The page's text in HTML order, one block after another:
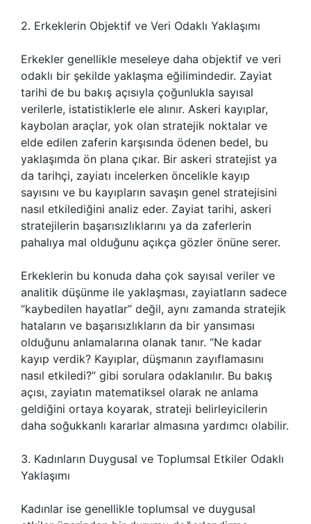
2. Erkeklerin Objektif ve Veri Odaklı Yaklaşımı
Erkekler genellikle meseleye daha objektif ve veri
odaklı bir şekilde yaklaşma eğilimindedir. Zayiat
tarihi de bu bakış açısıyla çoğunlukla sayısal
verilerle, istatistiklerle ele alınır. Askeri kayıplar,
kaybolan araçlar, yok olan stratejik noktalar ve
elde edilen zaferin karşısında ödenen bedel, bu
yaklaşımda ön plana çıkar. Bir askeri stratejist ya
da tarihçi, zayiatı incelerken öncelikle kayıp
sayısını ve bu kayıpların savaşın genel stratejisini
nasıl etkilediğini analiz eder. Zayiat tarihi, askeri
stratejilerin başarısızlıklarını ya da zaferlerin
pahalıya mal olduğunu açıkça gözler önüne serer.
Erkeklerin bu konuda daha çok sayısal veriler ve
analitik düşünme ile yaklaşması, zayiatların sadece
“kaybedilen hayatlar” değil, aynı zamanda stratejik
hataların ve başarısızlıkların da bir yansıması
olduğunu anlamalarına olanak tanır. “Ne kadar
kayıp verdik? Kayıplar, düşmanın zayıflamasını
nasıl etkiledi?” gibi sorulara odaklanılır. Bu bakış
açısı, zayiatın matematiksel olarak ne anlama
geldiğini ortaya koyarak, strateji belirleyicilerin
daha soğukkanlı kararlar almasına yardımcı olabilir.
3. Kadınların Duygusal ve Toplumsal Etkiler Odaklı
Yaklaşımı
Kadınlar ise genellikle toplumsal ve duygusal